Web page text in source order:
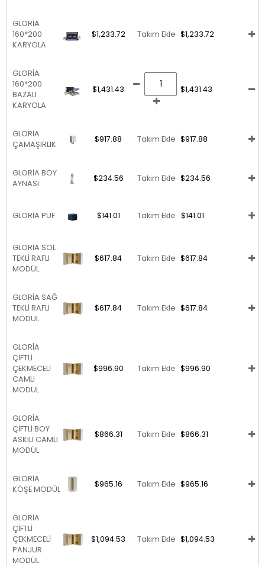
GLORİA
160*200
KARYOLA
$1,233.72 Takım Ekle $1,233.72
GLORİA
160*200
BAZALI
KARYOLA
$1,431.43 $1,431.43
GLORİA
ÇAMAŞIRLIK
$917.88 Takım Ekle $917.88
GLORİA BOY
AYNASI
$234.56 Takım Ekle $234.56
GLORİA PUF $141.01 Takım Ekle $141.01
GLORİA SOL
TEKLİ RAFLI
MODÜL
$617.84 Takım Ekle $617.84
GLORİA SAĞ
TEKLİ RAFLI
MODÜL
$617.84 Takım Ekle $617.84
GLORİA
ÇİFTLİ
ÇEKMECELİ
CAMLI
MODÜL
$996.90 Takım Ekle $996.90
GLORİA
ÇİFTLİ BOY
ASKILI CAMLI
MODÜL
$866.31 Takım Ekle $866.31
GLORİA
KÖŞE MODÜL
$965.16 Takım Ekle $965.16
GLORİA
ÇİFTLİ
ÇEKMECELİ
PANJUR
MODÜL
$1,094.53 Takım Ekle $1,094.53